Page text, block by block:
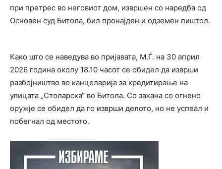
при претрес во неговиот дом, извршен со наредба од
Основен суд Битола, бил пронајден и одземен пиштол.
Како што се наведува во пријавата, М.Ѓ. на 30 април
2026 година околу 18.10 часот се обидел да изврши
разбојништво во канцеларија за кредитирање на
улицата „Столарска“ во Битола. Со закана со огнено
оружје се обидел да го изврши делото, но не успеал и
побегнал од местото.